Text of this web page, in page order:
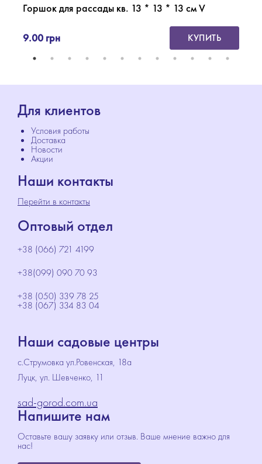
Горшок для рассады кв. 13 * 13 * 13 см V
9.00 грн КУПИТЬ
Для клиентов
Условия работы
Доставка
Новости
Акции
Наши контакты
Перейти в контакты
Оптовый отдел
+38 (066) 721 4199
+38(099) 090 70 93
+38 (050) 339 78 25
+38 (067) 334 83 04
Наши садовые центры
с.Струмовка ул.Ровенская, 18а
Луцк, ул. Шевченко, 11
sad-gorod.com.ua
Напишите нам
Оставьте вашу заявку или отзыв. Ваше мнение важно для
нас!